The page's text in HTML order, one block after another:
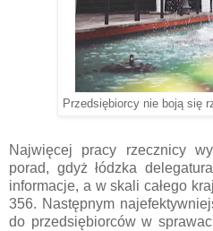
Przedsiębiorcy nie boją się
Najwięcej pracy rzecznicy
porad, gdyż łódzka
informacje, a w skali całego
356. Następnym
do przedsiębiorców w